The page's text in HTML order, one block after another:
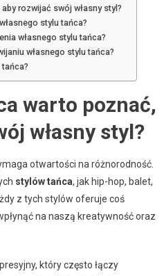
rozwijać swój własny styl?
stylu tańca?
własnego stylu tańca?
własnego stylu tańca?
warto poznać,
własny styl?
otwartości na różnorodność.
stylów tańca, jak hip-hop, balet,
z tych stylów oferuje coś
na naszą kreatywność oraz
który często łączy